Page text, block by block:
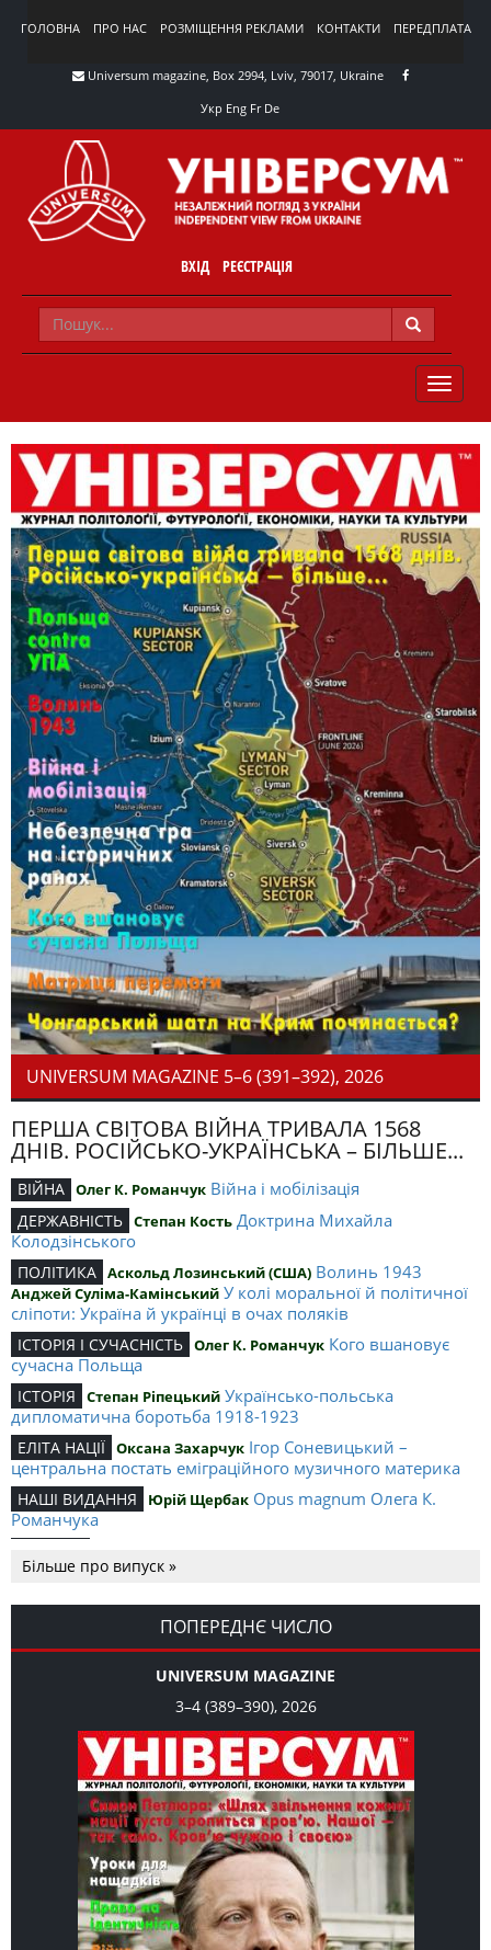
ГОЛОВНА ПРО НАС РОЗМІЩЕННЯ РЕКЛАМИ КОНТАКТИ ПЕРЕДПЛАТА
Universum magazine, Box 2994, Lviv, 79017, Ukraine
Укр Eng FrDe
ВХІД РЕЄСТРАЦІЯ
TOGGLE
UNIVERSUM MAGAZINE 5–6 (391–392), 2026
ПЕРША СВІТОВА ВІЙНА ТРИВАЛА 1568
ДНІВ. РОСІЙСЬКО-УКРАЇНСЬКА – БІЛЬШЕ...
ВІЙНА Олег К. Романчук Війна і мобілізація
ДЕРЖАВНІСТЬ Степан Кость Доктрина Михайла
Колодзінського
ПОЛІТИКА Аскольд Лозинський (США) Волинь 1943
Анджей Суліма-Камінський У колі моральної й політичної
сліпоти: Україна й українці в очах поляків
ІСТОРІЯ І СУЧАСНІСТЬ Олег К. Романчук Кого вшановує
сучасна Польща
ІСТОРІЯ Степан Ріпецький Українсько-польська
дипломатична боротьба 1918-1923
ЕЛІТА НАЦІЇ Оксана Захарчук Ігор Соневицький –
центральна постать еміграційного музичного материка
НАШІ ВИДАННЯ Юрій Щербак Opus magnum Олега К.
Романчука
Романчука
СЛОВО РЕДАКЦІЙНЕ Олег К. Романчук Журавель і синиця
як уособлення української політстратегії й тактики
Більше про випуск »
ПОПЕРЕДНЄ ЧИСЛО
UNIVERSUM MAGAZINE
3–4 (389–390), 2026